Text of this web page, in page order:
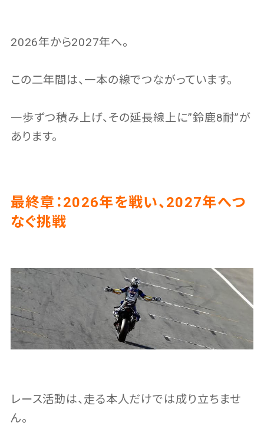
2026年から2027年へ。
この二年間は、一本の線でつながっています。
一歩ずつ積み上げ、その延長線上に”鈴鹿8耐”が
あります。
最終章：2026年を戦い、2027年へつ
なぐ挑戦
レース活動は、走る本人だけでは成り立ちませ
ん。